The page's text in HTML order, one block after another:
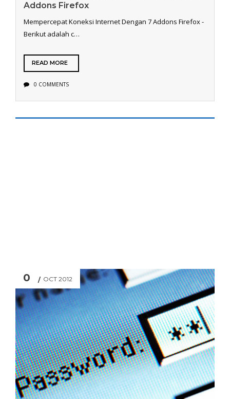
Addons Firefox
Mempercepat Koneksi Internet Dengan 7 Addons Firefox -
Berikut adalah c…
READ MORE
0 COMMENTS
0 OCT 2012